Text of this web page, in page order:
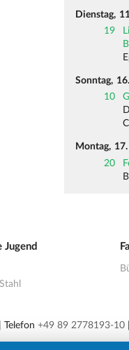
Dienstag,
19
Sonntag,
10
Montag,
20
Jugend
Telefon +49 89 2778193-10